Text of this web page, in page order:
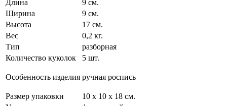
Длина
9 см.
Ширина
9 см.
Высота
17 см.
Вес
0,2 кг.
Тип
разборная
Количество куколок
5 шт.
Особенность изделия ручная роспись
Размер упаковки
10 х 10 х 18 см.